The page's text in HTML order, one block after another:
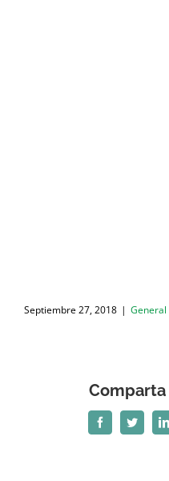
Septiembre 27, 2018 | General
FacebookTwitter